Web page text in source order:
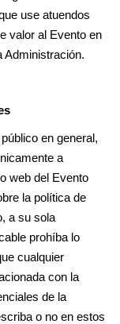
use atuendos
valor al Evento en
Administración.
en general,
a
web del Evento
la política de
a su sola
prohíba lo
cualquier
con la
de la
o no en estos